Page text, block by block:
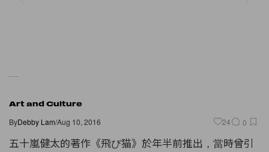
Art and Culture
ByDebby Lam/Aug 10, 2016 24 0
五十嵐健太的著作《飛び猫》於年半前推出，當時曾引